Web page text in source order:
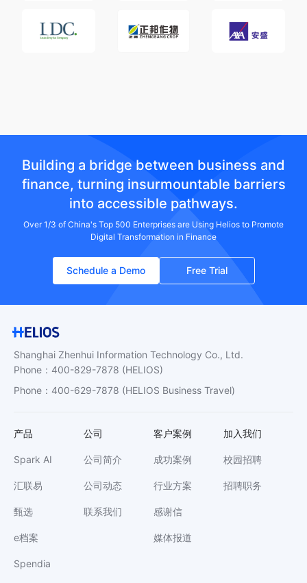
Building a bridge between business and
finance, turning insurmountable barriers
into accessible pathways.
Over 1/3 of China's Top 500 Enterprises are Using Helios to Promote
Digital Transformation in Finance
Schedule a Demo Free Trial
Shanghai Zhenhui Information Technology Co., Ltd.
Phone ： 400-829-7878 (HELIOS)
Phone ： 400-629-7878 (HELIOS Business Travel)
产品
Spark AI
汇联易
甄选
e档案
Spendia
公司
公司简介
公司动态
联系我们
客户案例
成功案例
行业方案
感谢信
媒体报道
加入我们
校园招聘
招聘职务